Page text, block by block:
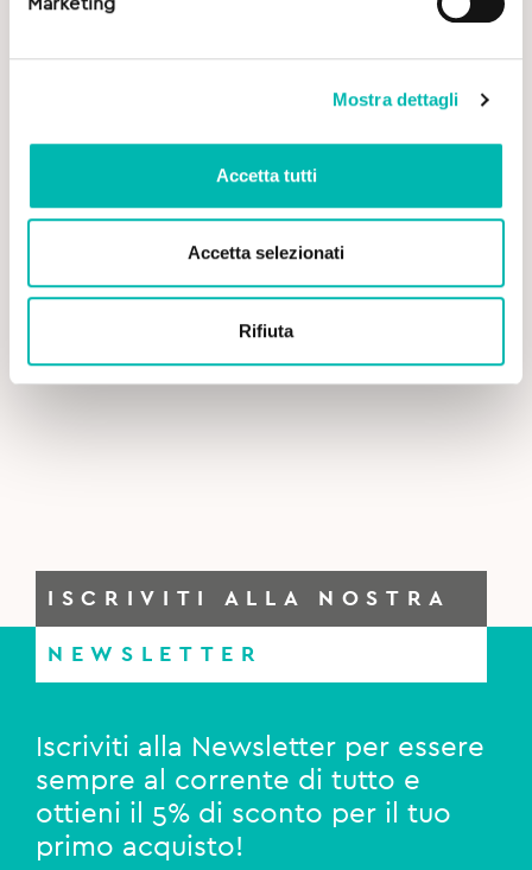
Mostra dettagli
Accetta tutti
Accetta selezionati
Rifiuta
ISCRIVITI ALLA NOSTRA
NEWSLETTER
Iscriviti alla Newsletter per essere
sempre al corrente di tutto e
ottieni il 5% di sconto per il tuo
primo acquisto!